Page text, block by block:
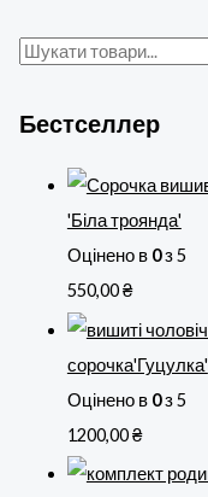
Бестселлер
'Біла троянда'
Оцінено в 0з 5
550,00₴
сорочка'Гуцулка'
Оцінено в 0з 5
1200,00₴